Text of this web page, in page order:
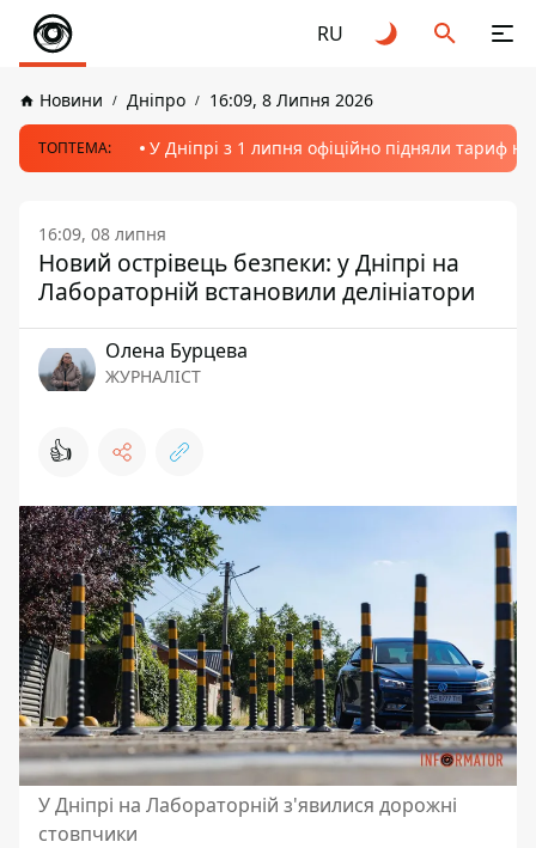
RU
Новини Дніпро 16:09, 8 Липня 2026
ТОПТЕМА: У Дніпрі з 1 липня офіційно підняли тариф
16:09, 08 липня
Новий острівець безпеки: у Дніпрі на
Лабораторній встановили делініатори
Олена Бурцева
ЖУРНАЛІСТ
👍
У Дніпрі на Лабораторній з'явилися дорожні
стовпчики